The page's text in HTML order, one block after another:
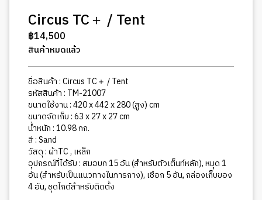
Circus TC＋ / Tent
฿14,500
สินค้าหมดแล้ว
ชื่อสินค้า : Circus TC＋ / Tent
รหัสสินค้า : TM-21007
ขนาดใช้งาน : 420 x 442 x 280 (สูง) cm
ขนาดจัดเก็บ : 63 x 27 x 27 cm
น้ำหนัก : 10.98 กก.
สี : Sand
วัสดุ : ผ้าTC , เหล็ก
อุปกรณ์ที่ได้รับ : สมอบก 15 อัน (สำหรับตัวเต็นท์หลัก), หมุด 1
อัน (สำหรับเป็นแนวทางในการกาง), เชือก 5 อัน, กล่องเก็บของ
4 อัน, ชุดไกด์สำหรับติดตั้ง